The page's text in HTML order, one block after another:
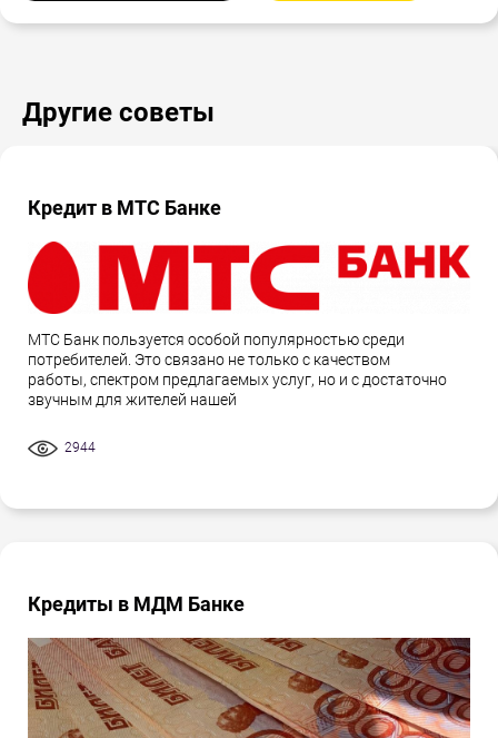
Другие советы
Кредит в МТС Банке
МТС Банк пользуется особой популярностью среди
потребителей. Это связано не только с качеством
работы, спектром предлагаемых услуг, но и с достаточно
звучным для жителей нашей
2944
Кредиты в МДМ Банке